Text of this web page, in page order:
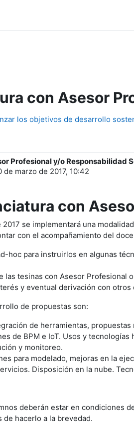
con Asesor
los objetivos de desarrollo
Profesional y/o Responsabilidad
de marzo de 2017, 10:42
con
se implementará una
con el acompañamiento del
hoc para instruirlos en algunas
las tesinas con Asesor Profesional
y eventual derivación con otros
de propuestas son:
de herramientas, propuestas
de BPM e IoT. Usos y tecnologías
y monitoreo.
para modelado, mejoras en la
Disposición en la nube.
deberán estar en condiciones
hacerlo a la brevedad.